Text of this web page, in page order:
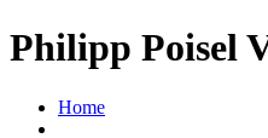
Philipp Poisel
Home